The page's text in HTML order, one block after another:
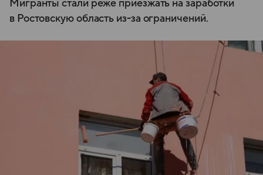
Мигранты стали реже приезжать на заработки
в Ростовскую область из-за ограничений.